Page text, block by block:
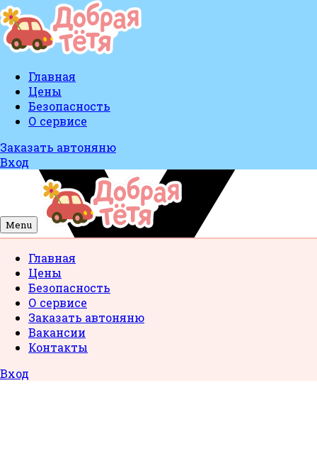
Главная
Цены
Безопасность
О сервисе
Заказать автоняню
Вход
Menu
Главная
Цены
Безопасность
О сервисе
Заказать автоняню
Вакансии
Контакты
Вход